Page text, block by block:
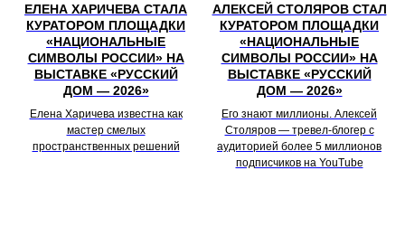
ЕЛЕНА ХАРИЧЕВА СТАЛА
КУРАТОРОМ ПЛОЩАДКИ
«НАЦИОНАЛЬНЫЕ
СИМВОЛЫ РОССИИ» НА
ВЫСТАВКЕ «РУССКИЙ
ДОМ — 2026»
Елена Харичева известна как
мастер смелых
пространственных решений
АЛЕКСЕЙ СТОЛЯРОВ СТАЛ
КУРАТОРОМ ПЛОЩАДКИ
«НАЦИОНАЛЬНЫЕ
СИМВОЛЫ РОССИИ» НА
ВЫСТАВКЕ «РУССКИЙ
ДОМ — 2026»
Его знают миллионы. Алексей
Столяров — тревел-блогер с
аудиторией более 5 миллионов
подписчиков на YouTube